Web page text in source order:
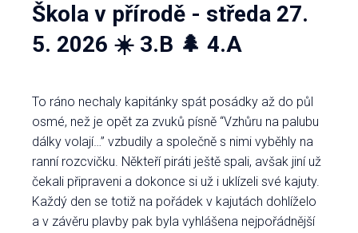
Škola v přírodě - středa 27.
5. 2026 ☀️ 3.B 🌲 4.A
To ráno nechaly kapitánky spát posádky až do půl
osmé, než je opět za zvuků písně “Vzhůru na palubu
dálky volají…” vzbudily a společně s nimi vyběhly na
ranní rozcvičku. Někteří piráti ještě spali, avšak jiní už
čekali připraveni a dokonce si už i uklízeli své kajuty.
Každý den se totiž na pořádek v kajutách dohlíželo
a v závěru plavby pak byla vyhlášena nejpořádnější